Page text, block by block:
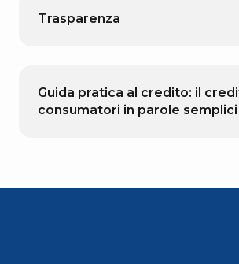
Trasparenza
Guida pratica al credito: il
consumatori in parole semplici